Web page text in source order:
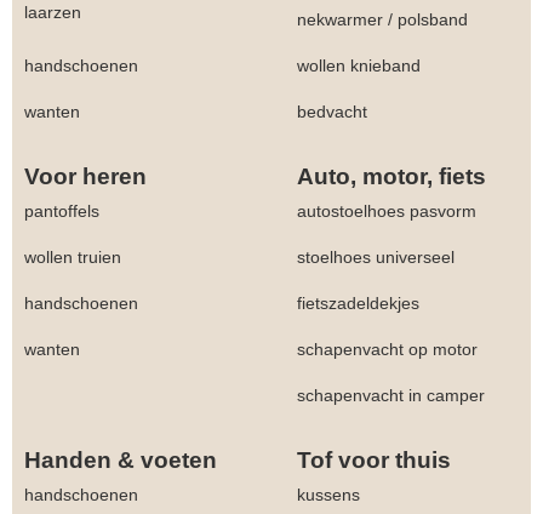
laarzen nekwarmer / polsband
handschoenen wollen knieband
wanten bedvacht
Voor heren Auto, motor, fiets
pantoffels autostoelhoes pasvorm
wollen truien stoelhoes universeel
handschoenen fietszadeldekjes
wanten schapenvacht op motor
schapenvacht in camper
Handen & voeten Tof voor thuis
handschoenen kussens